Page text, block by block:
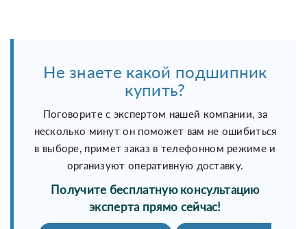
Не знаете какой подшипник
купить?
Поговорите с экспертом нашей компании, за
несколько минут он поможет вам не ошибиться
в выборе, примет заказ в телефонном режиме и
организуют оперативную доставку.
Получите бесплатную консультацию
эксперта прямо сейчас!